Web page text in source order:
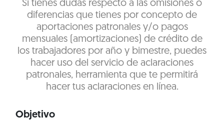
Si tienes dudas respecto a las omisiones o
diferencias que tienes por concepto de
aportaciones patronales y/o pagos
mensuales (amortizaciones) de crédito de
los trabajadores por año y bimestre, puedes
hacer uso del servicio de aclaraciones
patronales, herramienta que te permitirá
hacer tus aclaraciones en línea.
Objetivo